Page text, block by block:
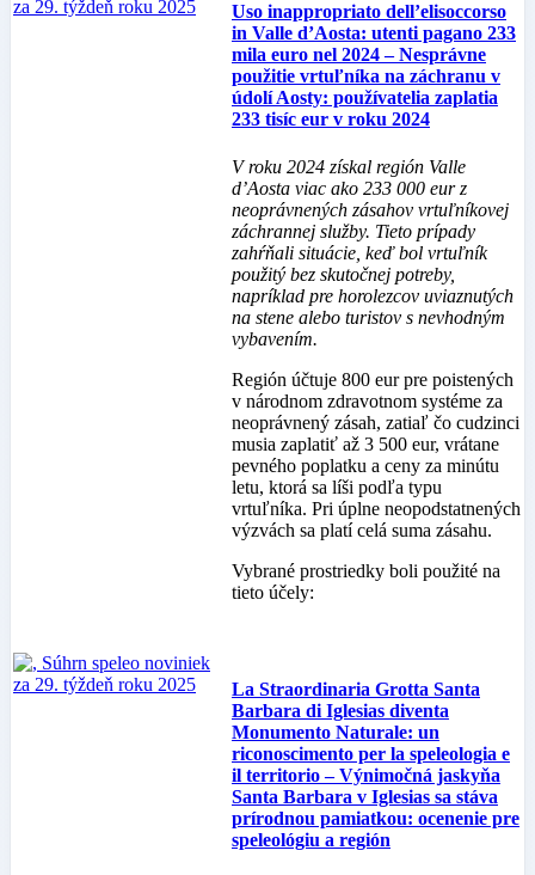
Uso inappropriato dell’elisoccorso
in Valle d’Aosta: utenti pagano 233
mila euro nel 2024 – Nesprávne
použitie vrtuľníka na záchranu v
údolí Aosty: používatelia zaplatia
233 tisíc eur v roku 2024
V roku 2024 získal región Valle
d’Aosta viac ako 233 000 eur z
neoprávnených zásahov vrtuľníkovej
záchrannej služby. Tieto prípady
zahŕňali situácie, keď bol vrtuľník
použitý bez skutočnej potreby,
napríklad pre horolezcov uviaznutých
na stene alebo turistov s nevhodným
vybavením.
Región účtuje 800 eur pre poistených
v národnom zdravotnom systéme za
neoprávnený zásah, zatiaľ čo cudzinci
musia zaplatiť až 3 500 eur, vrátane
pevného poplatku a ceny za minútu
letu, ktorá sa líši podľa typu
vrtuľníka. Pri úplne neopodstatnených
výzvách sa platí celá suma zásahu.
Vybrané prostriedky boli použité na
tieto účely:
La Straordinaria Grotta Santa
Barbara di Iglesias diventa
Monumento Naturale: un
riconoscimento per la speleologia e
il territorio – Výnimočná jaskyňa
Santa Barbara v Iglesias sa stáva
prírodnou pamiatkou: ocenenie pre
speleológiu a región